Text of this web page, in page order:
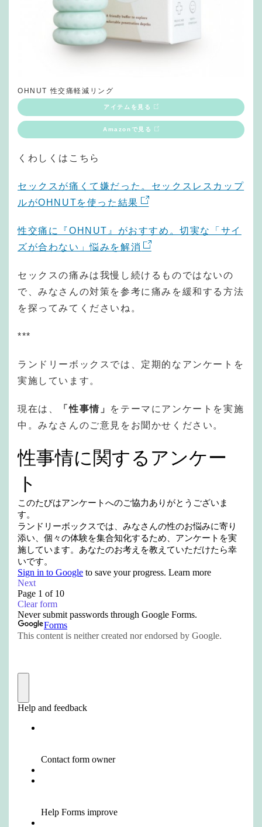
OHNUT 性交痛軽減リング
アイテムを見る
Amazonで見る
くわしくはこちら
セックスが痛くて嫌だった。セックスレスカップ
ルがOHNUTを使った結果
性交痛に『OHNUT』がおすすめ。切実な「サイ
ズが合わない」悩みを解消
セックスの痛みは我慢し続けるものではないの
で、みなさんの対策を参考に痛みを緩和する方法
を探ってみてくださいね。
***
ランドリーボックスでは、定期的なアンケートを
実施しています。
現在は、 「性事情」 をテーマにアンケートを実施
中。みなさんのご意見をお聞かせください。